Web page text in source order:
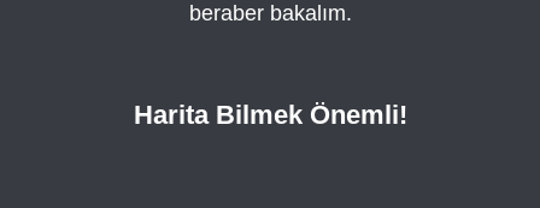
beraber bakalım.
Harita Bilmek Önemli!